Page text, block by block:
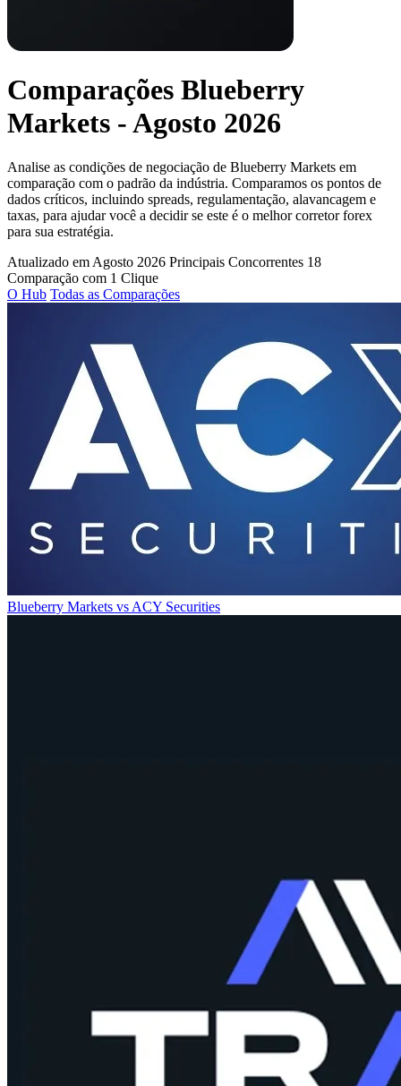
Comparações Blueberry
Markets - Agosto 2026
Analise as condições de negociação de Blueberry Markets em
comparação com o padrão da indústria. Comparamos os pontos de
dados críticos, incluindo spreads, regulamentação, alavancagem e
taxas, para ajudar você a decidir se este é o melhor corretor forex
para sua estratégia.
Atualizado em Agosto 2026 Principais Concorrentes 18
Comparação com 1 Clique
O Hub Todas as Comparações
Blueberry Markets vs ACY Securities